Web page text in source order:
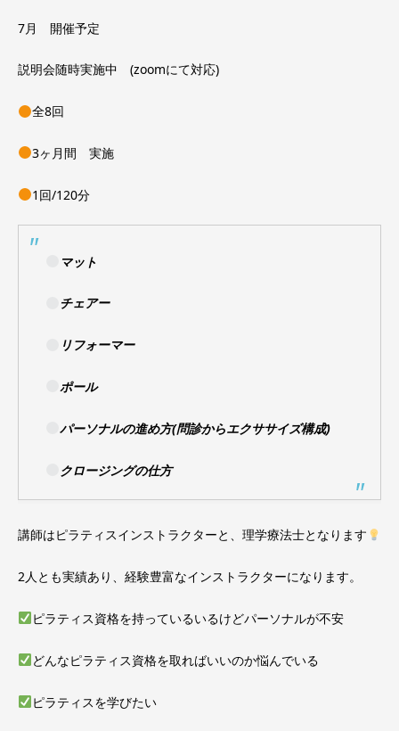
7月 開催予定
説明会随時実施中 (zoomにて対応)
全8回
3ヶ月間 実施
1回/120分
マット
チェアー
リフォーマー
ポール
パーソナルの進め方(問診からエクササイズ構成)
クロージングの仕方
講師はピラティスインストラクターと、理学療法士となります
2人とも実績あり、経験豊富なインストラクターになります。
ピラティス資格を持っているいるけどパーソナルが不安
どんなピラティス資格を取ればいいのか悩んでいる
ピラティスを学びたい